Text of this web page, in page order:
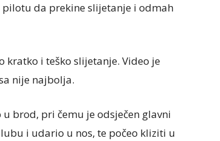
pilotu da prekine slijetanje i odmah
kratko i teško slijetanje. Video je
nije najbolja.
brod, pri čemu je odsječen glavni
i udario u nos, te počeo kliziti u